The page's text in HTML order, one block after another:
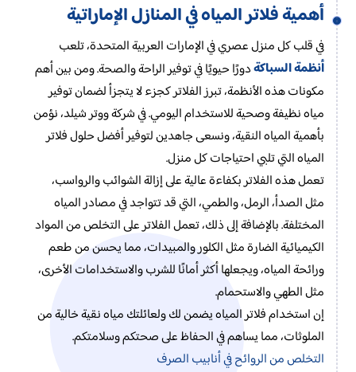
أهمية فلاتر المياه في المنازل الإماراتية
في قلب كل منزل عصري في الإمارات العربية المتحدة، تلعب
أنظمة السباكةدورًا حيويًا في توفير الراحة والصحة. ومن بين أهم
مكونات هذه الأنظمة، تبرز الفلاتر كجزء لا يتجزأ لضمان توفير
مياه نظيفة وصحية للاستخدام اليومي. في شركة ووتر شيلد، نؤمن
بأهمية المياه النقية، ونسعى جاهدين لتوفير أفضل حلول فلاتر
المياه التي تلبي احتياجات كل منزل.
تعمل هذه الفلاتر بكفاءة عالية على إزالة الشوائب والرواسب،
مثل الصدأ، الرمل، والطمي، التي قد تتواجد في مصادر المياه
المختلفة. بالإضافة إلى ذلك، تعمل الفلاتر على التخلص من المواد
الكيميائية الضارة مثل الكلور والمبيدات، مما يحسن من طعم
ورائحة المياه، ويجعلها أكثر أمانًا للشرب والاستخدامات الأخرى،
مثل الطهي والاستحمام.
إن استخدام فلاتر المياه يضمن لك ولعائلتك مياه نقية خالية من
الملوثات، مما يساهم في الحفاظ على صحتكم وسلامتكم.
التخلص من الروائح في أنابيب الصرف